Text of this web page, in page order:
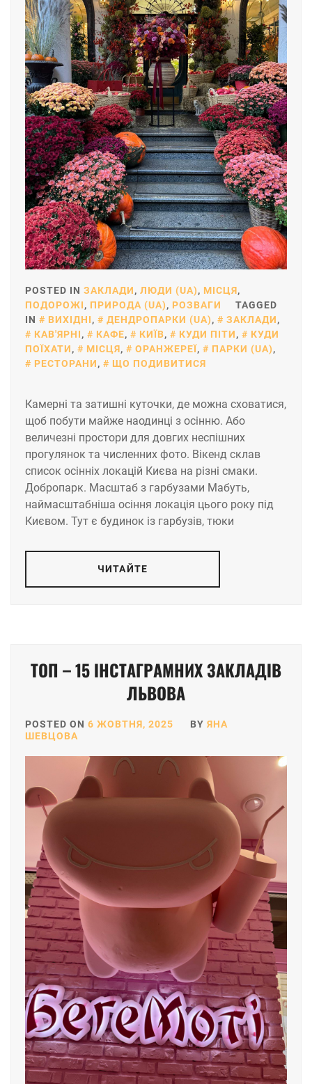
POSTED IN ЗАКЛАДИ, ЛЮДИ (UA), МІСЦЯ,
ПОДОРОЖІ, ПРИРОДА (UA), РОЗВАГИ
TAGGED
IN
ВИХІДНІ, ДЕНДРОПАРКИ (UA), ЗАКЛАДИ,
КАВ'ЯРНІ, КАФЕ, КИЇВ, КУДИ ПІТИ,
КУДИ
ПОЇХАТИ, МІСЦЯ, ОРАНЖЕРЕЇ, ПАРКИ (UA),
РЕСТОРАНИ, ЩО ПОДИВИТИСЯ
Камерні та затишні куточки, де можна сховатися,
щоб побути майже наодинці з осінню. Або
величезні простори для довгих неспішних
прогулянок та численних фото. Вікенд склав
список осінніх локацій Києва на різні смаки.
Добропарк. Масштаб з гарбузами Мабуть,
наймасштабніша осіння локація цього року під
Києвом. Тут є будинок із гарбузів, тюки
ЧИТАЙТЕ
ТОП – 15 ІНСТАГРАМНИХ ЗАКЛАДІВ
ЛЬВОВА
POSTED ON 6 ЖОВТНЯ, 2025 BY ЯНА
ШЕВЦОВА